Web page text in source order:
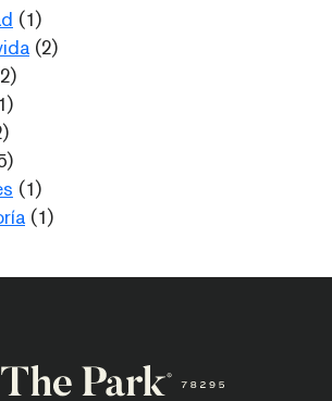
(1)
(2)
(1)
(1)